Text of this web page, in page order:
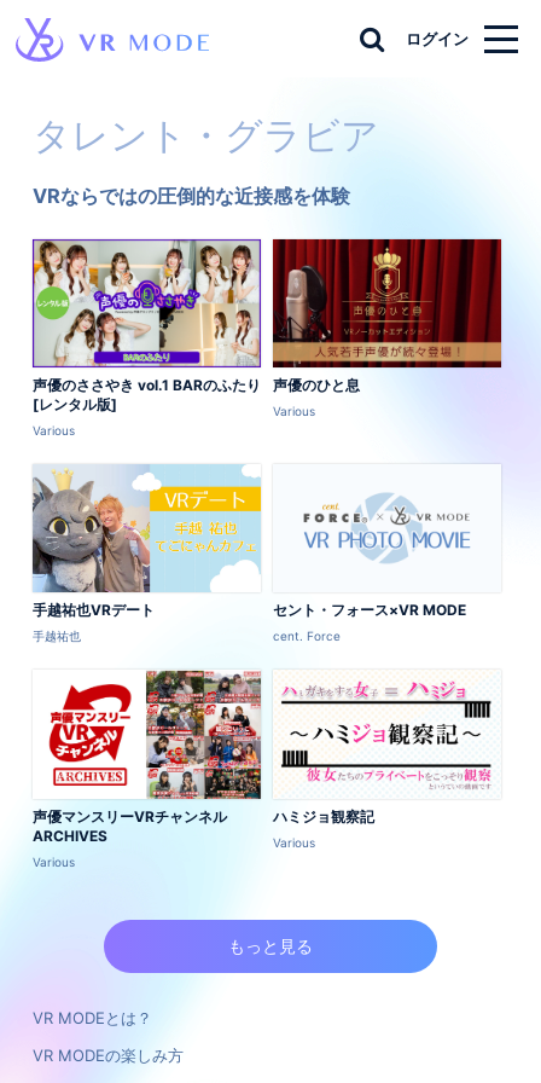
ログイン
タレント・グラビア
VRならではの圧倒的な近接感を体験
声優のささやき vol.1 BARのふたり
[レンタル版]
Various
声優のひと息
Various
手越祐也VRデート
手越祐也
セント・フォース×VR MODE
cent. Force
声優マンスリーVRチャンネル
ARCHIVES
Various
ハミジョ観察記
Various
もっと見る
VR MODEとは？
VR MODEの楽しみ方